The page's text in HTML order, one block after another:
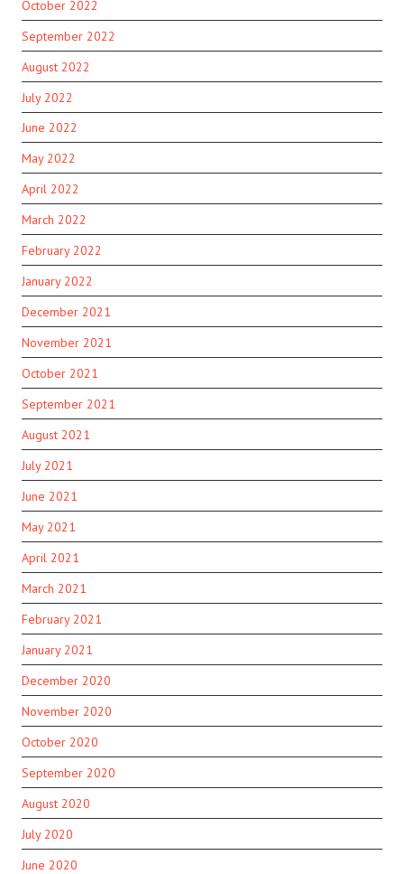
October 2022
September 2022
August 2022
July 2022
June 2022
May 2022
April 2022
March 2022
February 2022
January 2022
December 2021
November 2021
October 2021
September 2021
August 2021
July 2021
June 2021
May 2021
April 2021
March 2021
February 2021
January 2021
December 2020
November 2020
October 2020
September 2020
August 2020
July 2020
June 2020